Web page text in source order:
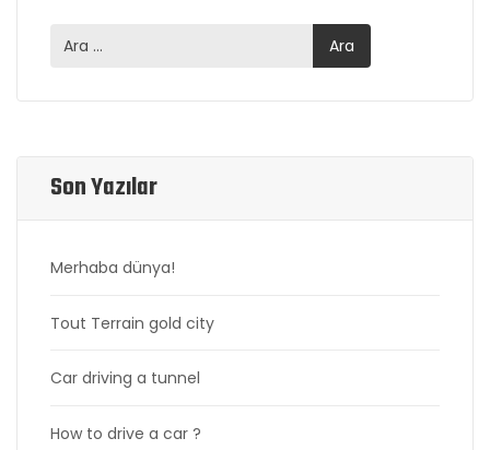
Son Yazılar
Merhaba dünya!
Tout Terrain gold city
Car driving a tunnel
How to drive a car ?